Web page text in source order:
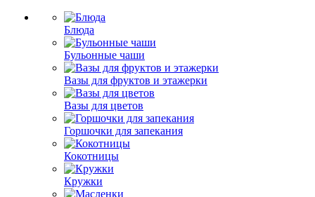
Блюда
Бульонные чаши
Вазы для фруктов и этажерки
Вазы для цветов
Горшочки для запекания
Кокотницы
Кружки